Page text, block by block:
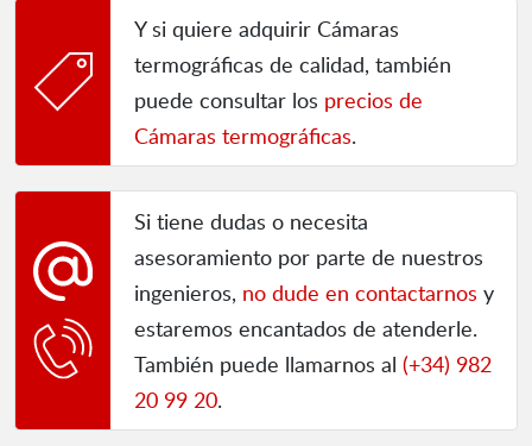
Y si quiere adquirir Cámaras
termográficas de calidad, también
puede consultar los precios de
Cámaras termográficas.
Si tiene dudas o necesita
asesoramiento por parte de nuestros
ingenieros, no dude en contactarnos y
estaremos encantados de atenderle.
También puede llamarnos al (+34) 982
20 99 20.